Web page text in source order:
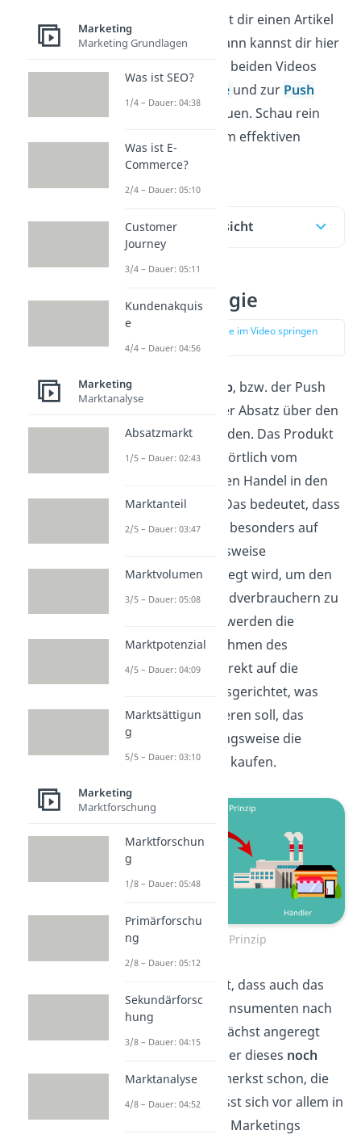
Du hast keine Lust dir einen Artikel
durchzulesen? Dann kannst dir hier
auch easy unsere beiden Videos
Pull Strategie und zur Push
Strategie
anschauen. Schau rein
und viel Spaß beim effektiven
Lernen!
Inhaltsübersicht
Push Strategie
zur Stelle im Video springen
(00:10)
Beim Push Prinzip, bzw. der Push
Strategie,führt der Absatz über den
Händler zum Kunden. Das Produkt
wird dabei wortwörtlich vom
Hersteller über den Handel in den
Markt gedrückt. Das bedeutet, dass
der Schwerpunkt besonders auf
beziehungsweise
Einzelhändler
gelegt wird, um den
Absatz bei den Endverbrauchern zu
steigern. Hierfür werden die
Marketingmaßnahmen des
Unternehmens direkt auf die
Ladenbesitzer ausgerichtet, was
diese dazu animieren soll, das
Produkt beziehungsweise die
Dienstleistung zu kaufen.
Push Prinzip
Das Besondere ist, dass auch das
Verlangendes Konsumenten nach
dem Produkt zunächst angeregt
werden muss, da er dieses noch
nicht kennt.Du merkst schon, die
Push Strategie lässt sich vor allem in
Teilbereichen des Marketings
Marketing
Marketing Grundlagen
Was ist SEO?
1/4 – Dauer: 04:38
Was ist E-
Commerce?
2/4 – Dauer: 05:10
Customer
Journey
3/4 – Dauer: 05:11
Kundenakquis
e
4/4 – Dauer: 04:56
Marketing
Marktanalyse
Absatzmarkt
1/5 – Dauer: 02:43
Marktanteil
2/5 – Dauer: 03:47
Marktvolumen
3/5 – Dauer: 05:08
Marktpotenzial
4/5 – Dauer: 04:09
Marktsättigun
g
5/5 – Dauer: 03:10
Marketing
Marktforschung
Marktforschun
g
1/8 – Dauer: 05:48
Primärforschu
ng
2/8 – Dauer: 05:12
Sekundärforsc
hung
3/8 – Dauer: 04:15
Marktanalyse
4/8 – Dauer: 04:52